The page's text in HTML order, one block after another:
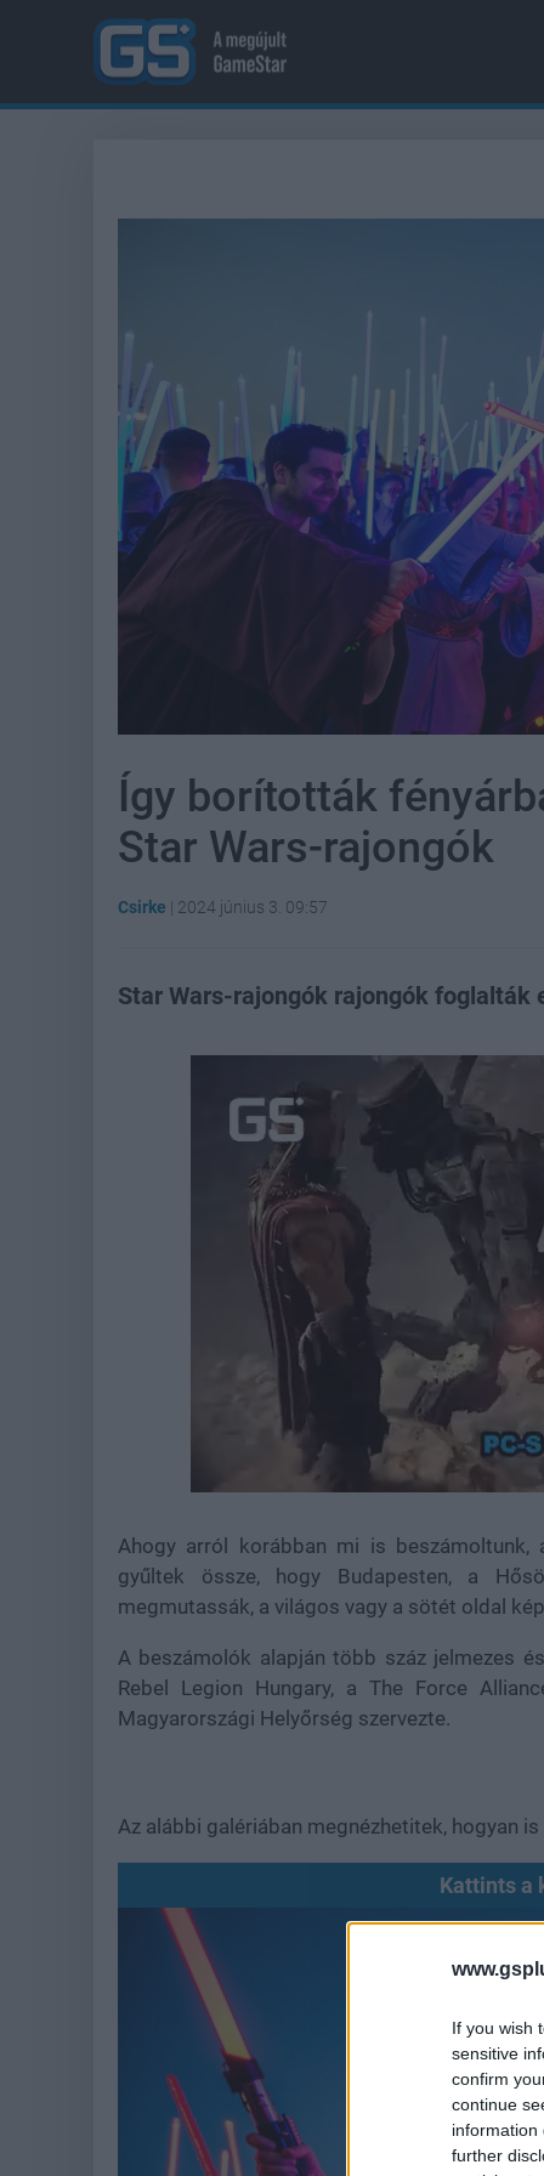
If you wish
sensitive
confirm
continue
information
further
Így borították
Star Wars-rajongók
Csirke | 2024 június 3. 09:57
Star Wars-rajongók rajongók foglalták
36.88%
Ahogy arról korábban mi is
gyűltek össze, hogy Budapesten, a
megmutassák, a világos vagy a sötét oldal
A beszámolók alapján több száz jelmezes
Rebel Legion Hungary, a The Force
Magyarországi Helyőrség szervezte.
Az alábbi galériában megnézhetitek, hogyan
Kattints a